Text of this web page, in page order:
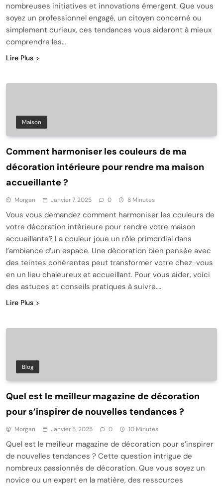
nombreuses initiatives et innovations émergent. Que vous
soyez un professionnel engagé, un citoyen concerné ou
simplement curieux, ces tendances vous aideront à mieux
comprendre les…
Lire Plus
Maison
Comment harmoniser les couleurs de ma
décoration intérieure pour rendre ma maison
accueillante ?
Morgan Janvier 7, 2025 0 8 Minutes
Vous vous demandez comment harmoniser les couleurs de
votre décoration intérieure pour rendre votre maison
accueillante? La couleur joue un rôle primordial dans
l’ambiance d’un espace. Une décoration bien pensée avec
des teintes cohérentes peut transformer votre chez-vous
en un lieu chaleureux et accueillant. Pour vous aider, voici
des astuces et conseils pratiques à suivre….
Lire Plus
Blog
Quel est le meilleur magazine de décoration
pour s’inspirer de nouvelles tendances ?
Morgan Janvier 5, 2025 0 10 Minutes
Quel est le meilleur magazine de décoration pour s’inspirer
de nouvelles tendances ? Cette question intrigue de
nombreux passionnés de décoration. Que vous soyez un
novice ou un expert en la matière, des ressources